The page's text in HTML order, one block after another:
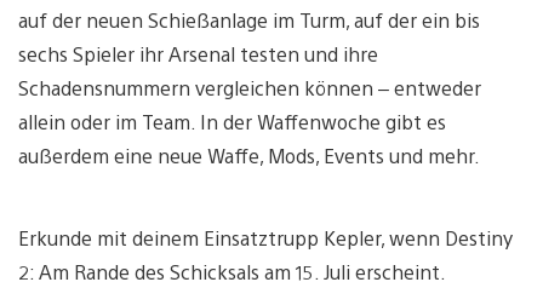
auf der neuen Schießanlage im Turm, auf der ein bis
sechs Spieler ihr Arsenal testen und ihre
Schadensnummern vergleichen können – entweder
allein oder im Team. In der Waffenwoche gibt es
außerdem eine neue Waffe, Mods, Events und mehr.
Erkunde mit deinem Einsatztrupp Kepler, wenn Destiny
2: Am Rande des Schicksals am 15. Juli erscheint.